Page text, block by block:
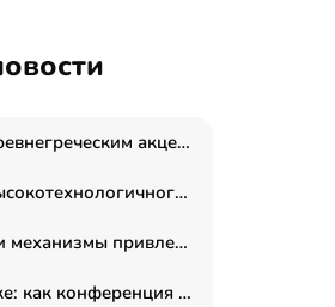
Коммуникации с древнегреческим акцентом: медиаменеджер и журналист Владимир Дергачев запустил коммуникационное агентство «Сократ 2.0»
От логистики до высокотехнологичного производства: как основатель “гагаринга” выстраивает экосистему безопасности и гражданских БПЛА
Эксперты обсудили механизмы привлечения молодых специалистов в промышленные города
Переговоры в рамке: как конференция «Бизнес как искусство» переформатирует деловой этикет в стенах ТПП РФ